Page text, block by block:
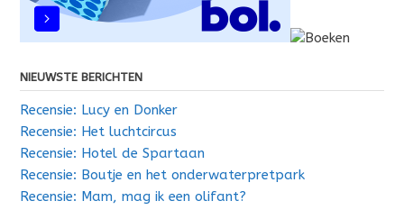
NIEUWSTE BERICHTEN
Recensie: Lucy en Donker
Recensie: Het luchtcircus
Recensie: Hotel de Spartaan
Recensie: Boutje en het onderwaterpretpark
Recensie: Mam, mag ik een olifant?